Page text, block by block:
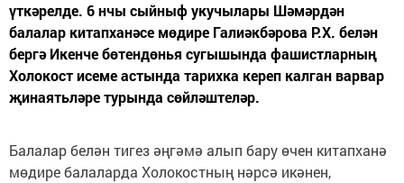
үткәрелде. 6 нчы сыйныф укучылары Шәмәрдән
балалар китапханәсе мөдире Галиәкбәрова Р.Х. белән
бергә Икенче бөтендөнья сугышында фашистларның
Холокост исеме астында тарихка кереп калган варвар
җинаятьләре турында сөйләштеләр.
Балалар белән тигез әңгәмә алып бару өчен китапханә
мөдире балаларда Холокостның нәрсә икәнен,